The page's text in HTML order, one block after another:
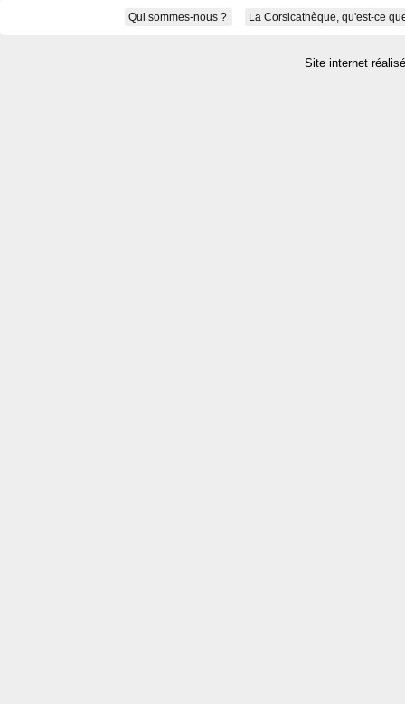
Qui sommes-nous ? La Corsicathèque, qu'est-ce
Site internet